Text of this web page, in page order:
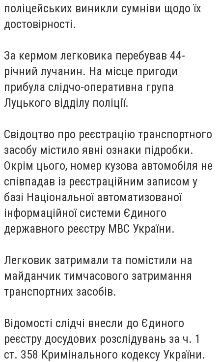
поліцейських виникли сумніви щодо їх
достовірності.
За кермом легковика перебував 44-
річний лучанин. На місце пригоди
прибула слідчо-оперативна група
Луцького відділу поліції.
Свідоцтво про реєстрацію транспортного
засобу містило явні ознаки підробки.
Окрім цього, номер кузова автомобіля не
співпадав із реєстраційним записом у
базі Національної автоматизованої
інформаційної системи Єдиного
державного реєстру МВС України.
Легковик затримали та помістили на
майданчик тимчасового затримання
транспортних засобів.
Відомості слідчі внесли до Єдиного
реєстру досудових розслідувань за ч. 1
ст. 358 Кримінального кодексу України.